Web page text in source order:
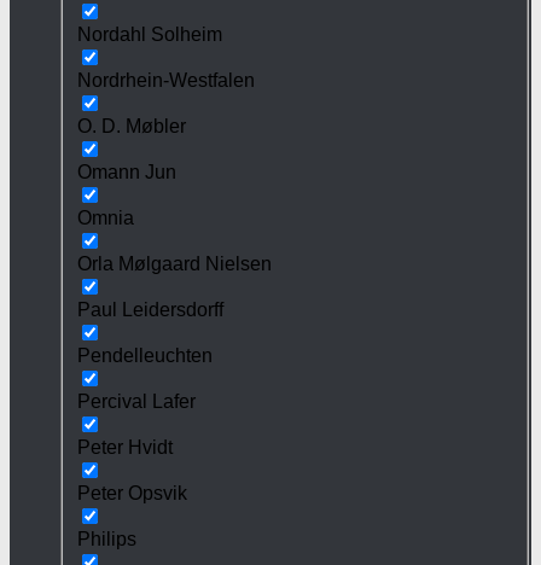
Nordahl Solheim
Nordrhein-Westfalen
O. D. Møbler
Omann Jun
Omnia
Orla Mølgaard Nielsen
Paul Leidersdorff
Pendelleuchten
Percival Lafer
Peter Hvidt
Peter Opsvik
Philips